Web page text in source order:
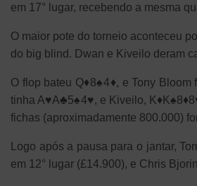
em 17° lugar, recebendo a mesma
O maior pote do torneio aconteceu
do big blind. Dwan e Kiveilo deram
O flop bateu Q♦8♠4♦, e Tony
tinha A♥A♣5♠4♥, e Kiveilo,
fichas (aproximadamente 800.000)
Logo após a pausa para o jantar,
em 12° lugar (£14.900), e Chris